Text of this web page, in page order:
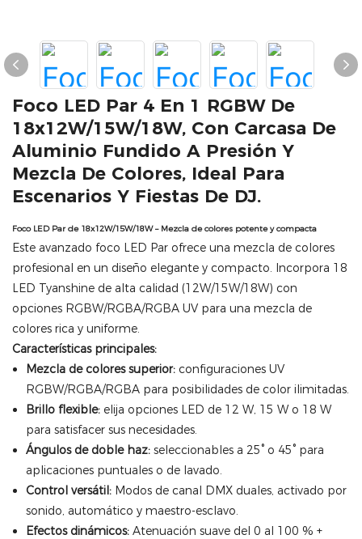
Foco LED Par 4 En 1 RGBW De
18x12W/15W/18W, Con Carcasa De
Aluminio Fundido A Presión Y
Mezcla De Colores, Ideal Para
Escenarios Y Fiestas De DJ.
Foco LED Par de 18x12W/15W/18W – Mezcla de colores potente y compacta
Este avanzado foco LED Par ofrece una mezcla de colores
profesional en un diseño elegante y compacto. Incorpora 18
LED Tyanshine de alta calidad (12W/15W/18W) con
opciones RGBW/RGBA/RGBA UV para una mezcla de
colores rica y uniforme.
Características principales:
Mezcla de colores superior:configuraciones UV
RGBW/RGBA/RGBA para posibilidades de color ilimitadas.
Brillo flexible:elija opciones LED de 12 W, 15 W o 18 W
para satisfacer sus necesidades.
Ángulos de doble haz:seleccionables a 25° o 45° para
aplicaciones puntuales o de lavado.
Control versátil:Modos de canal DMX duales, activado por
sonido, automático y maestro-esclavo.
Efectos dinámicos:Atenuación suave del 0 al 100 % +